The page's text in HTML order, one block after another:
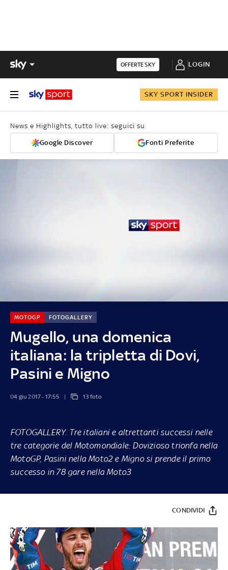
OFFERTE SKY LOGIN
SKY SPORT INSIDER
News e Highlights, tutto live: seguici su
Google Discover Fonti Preferite
Mugello, una domenica
italiana: la tripletta di Dovi,
Pasini e Migno
MOTOGP FOTOGALLERY
04 giu 2017 - 17:55 13 foto
FOTOGALLERY. Tre italiani e altrettanti successi nelle
tre categorie del Motomondiale: Dovizioso trionfa nella
MotoGP, Pasini nella Moto2 e Migno si prende il primo
successo in 78 gare nella Moto3
CONDIVIDI